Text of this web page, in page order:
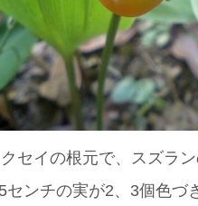
セイの根元で、スズラ
センチの実が2、3個色